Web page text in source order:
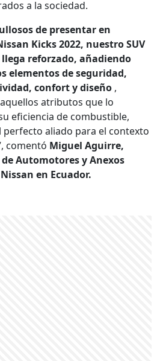
a la sociedad.
de presentar en
Kicks 2022, nuestro SUV
reforzado, añadiendo
elementos de seguridad,
confort y diseño ,
atributos que lo
eficiencia de combustible,
aliado para el contexto
comentó Miguel Aguirre,
Automotores y Anexos
en Ecuador.